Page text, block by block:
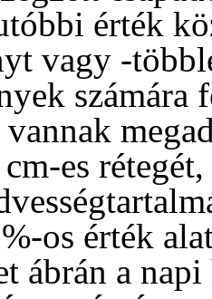
érték
vagy -
számára
vannak
es
os érték
ábrán a